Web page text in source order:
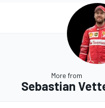
More from
Sebastian